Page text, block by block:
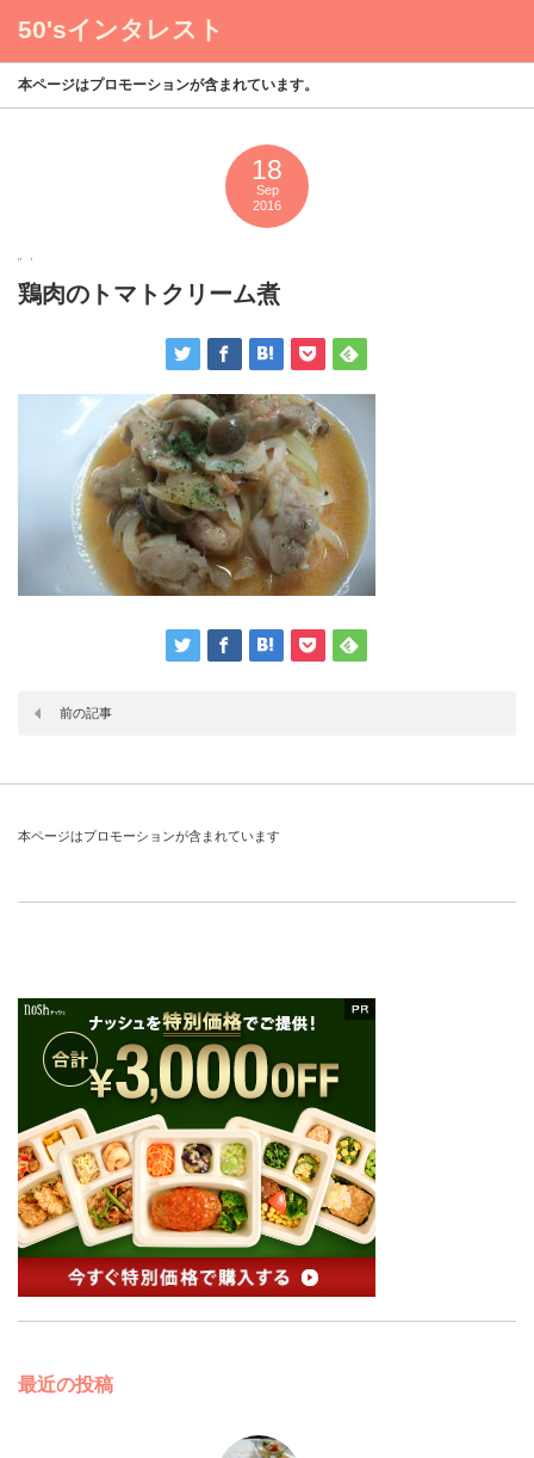
50'sインタレスト
本ページはプロモーションが含まれています。
18
Sep
2016
鶏肉のトマトクリーム煮
前の記事
本ページはプロモーションが含まれています
最近の投稿